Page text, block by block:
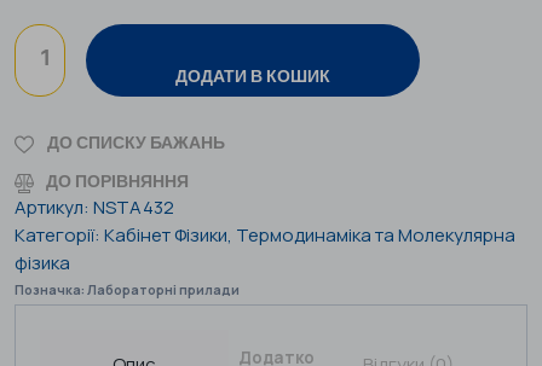
ДОДАТИ В КОШИК
ДО СПИСКУ БАЖАНЬ
ДО ПОРІВНЯННЯ
Артикул: NSTA432
Категорії: Кабінет Фізики, Термодинаміка та Молекулярна
фізика
Позначка: Лабораторні прилади
Додаткова